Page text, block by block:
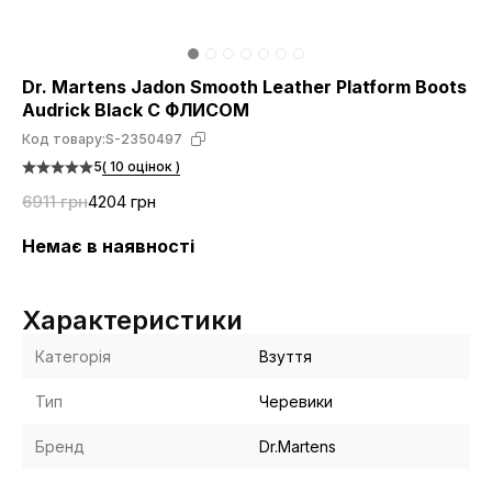
Dr. Martens Jadon Smooth Leather Platform Boots
Audrick Black С ФЛИСОМ
Код товару:S-2350497
5( 10 оцінок )
6911 грн4204 грн
Немає в наявності
Характеристики
Категорія Взуття
Тип Черевики
Бренд Dr.Martens